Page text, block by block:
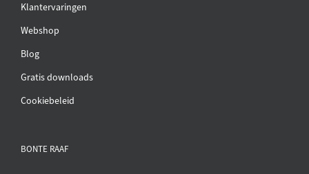
Klantervaringen
Webshop
Blog
Gratis downloads
Cookiebeleid
BONTE RAAF